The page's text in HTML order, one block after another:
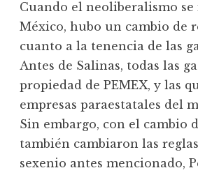
Cuando el neoliberalismo
México, hubo un cambio de
cuanto a la tenencia de las
Antes de Salinas, todas las
propiedad de PEMEX, y las
empresas paraestatales del
Sin embargo, con el cambio
también cambiaron las
sexenio antes mencionado,